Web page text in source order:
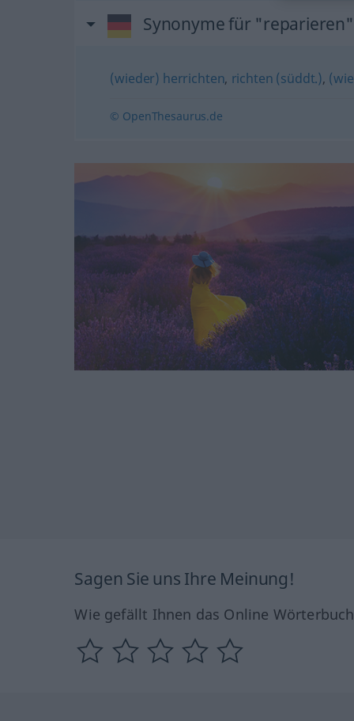
Synonyme für "reparieren"
(wieder) herrichten, richten (süddt.),
© OpenThesaurus.de
Sagen Sie uns Ihre Meinung!
Wie gefällt Ihnen das Online